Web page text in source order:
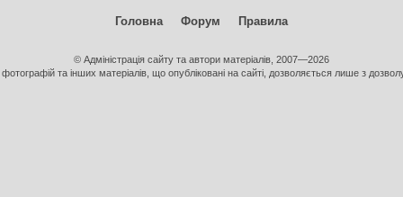
Головна Форум Правила
© Адміністрація сайту та автори матеріалів, 2007—2026
та інших матеріалів, що опубліковані на сайті, дозволяється лише з дозволу